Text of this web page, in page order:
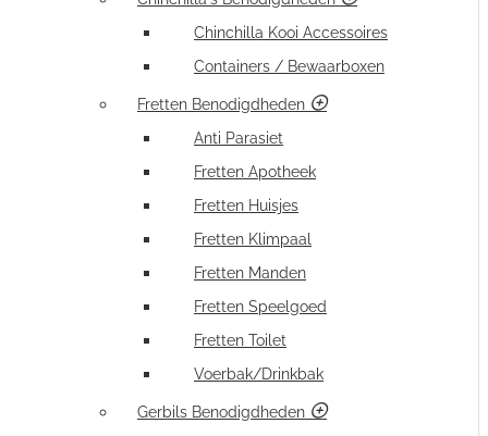
Chinchilla Kooi Accessoires
Containers / Bewaarboxen
Fretten Benodigdheden
Anti Parasiet
Fretten Apotheek
Fretten Huisjes
Fretten Klimpaal
Fretten Manden
Fretten Speelgoed
Fretten Toilet
Voerbak/Drinkbak
Gerbils Benodigdheden